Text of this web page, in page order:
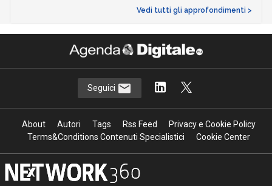
Vedi tutti gli approfondimenti >
Seguici
About Autori Tags Rss Feed
Privacy e Cookie Policy
Terms&Conditions Contenuti Specialistici
Cookie Center